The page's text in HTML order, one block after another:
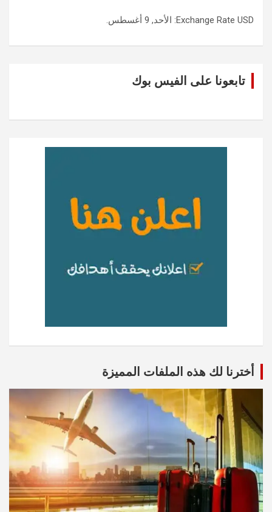
Exchange Rate USD : الأحد, 9 أغسطس.
تابعونا على الفيس بوك
أخترنا لك هذه الملفات المميزة